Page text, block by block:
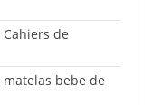
de
bebe de